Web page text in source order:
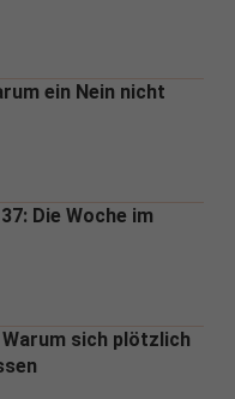
ein Nein nicht
Die Woche im
sich plötzlich